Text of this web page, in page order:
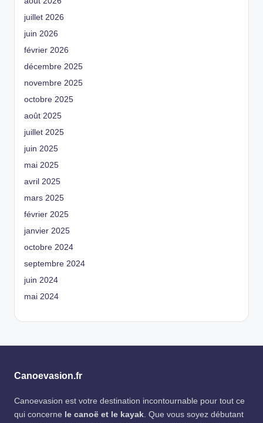
juillet 2026
juin 2026
février 2026
décembre 2025
novembre 2025
octobre 2025
août 2025
juillet 2025
juin 2025
mai 2025
avril 2025
mars 2025
février 2025
janvier 2025
octobre 2024
septembre 2024
juin 2024
mai 2024
Canoevasion.fr
Canoevasion est votre destination incontournable pour tout ce
qui concerne le canoë et le kayak. Que vous soyez débutant